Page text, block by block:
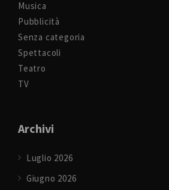
Musica
Pubblicità
Senza categoria
Spettacoli
Teatro
TV
Archivi
Luglio 2026
Giugno 2026